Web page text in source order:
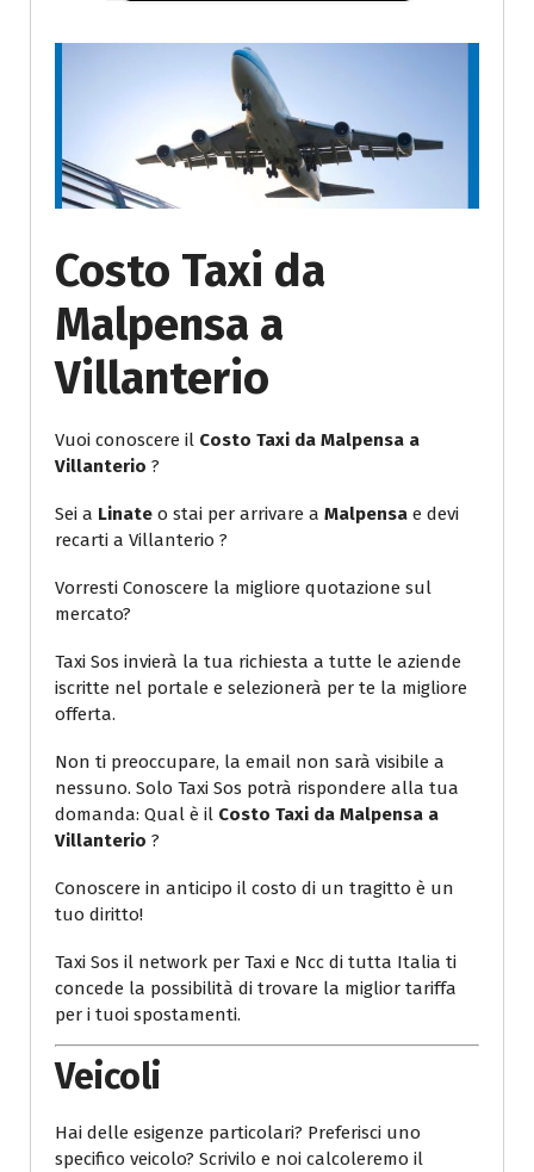
Costo Taxi da
Malpensa a
Villanterio
Vuoi conoscere il Costo Taxi da Malpensa a
Villanterio ?
Sei a Linate o stai per arrivare a Malpensa e devi
recarti a Villanterio ?
Vorresti Conoscere la migliore quotazione sul
mercato?
Taxi Sos invierà la tua richiesta a tutte le aziende
iscritte nel portale e selezionerà per te la migliore
offerta.
Non ti preoccupare, la email non sarà visibile a
nessuno. Solo Taxi Sos potrà rispondere alla tua
domanda: Qual è il Costo Taxi da Malpensa a
Villanterio ?
Conoscere in anticipo il costo di un tragitto è un
tuo diritto!
Taxi Sos il network per Taxi e Ncc di tutta Italia ti
concede la possibilità di trovare la miglior tariffa
per i tuoi spostamenti.
Veicoli
Hai delle esigenze particolari? Preferisci uno
specifico veicolo? Scrivilo e noi calcoleremo il